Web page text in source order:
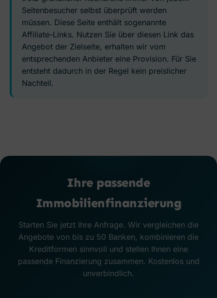
Seitenbesucher selbst überprüft werden
müssen. Diese Seite enthält sogenannte
Affiliate-Links. Nutzen Sie über diesen Link das
Angebot der Zielseite, erhalten wir vom
entsprechenden Anbieter eine Provision. Für Sie
entsteht dadurch in der Regel kein preislicher
Nachteil.
Ihre passende
Immobilienfinanzierung
Starten Sie jetzt Ihre Anfrage. Wir vergleichen die
Angebote von bis zu 50 Banken, kombinieren die
Kreditformen sinnvoll und stellen Ihnen eine
passende Finanzierung zusammen. Kostenlos und
unverbindlich.